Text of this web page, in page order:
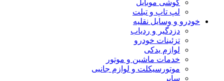
گوشی موبایل
لپ تاپ و تبلت
خودرو و وسایل نقلیه
دزدگیر و ردیاب
تزئینات خودرو
لوازم یدکی
خدمات ماشین و موتور
موتورسیکلت و لوازم جانبی
سایر